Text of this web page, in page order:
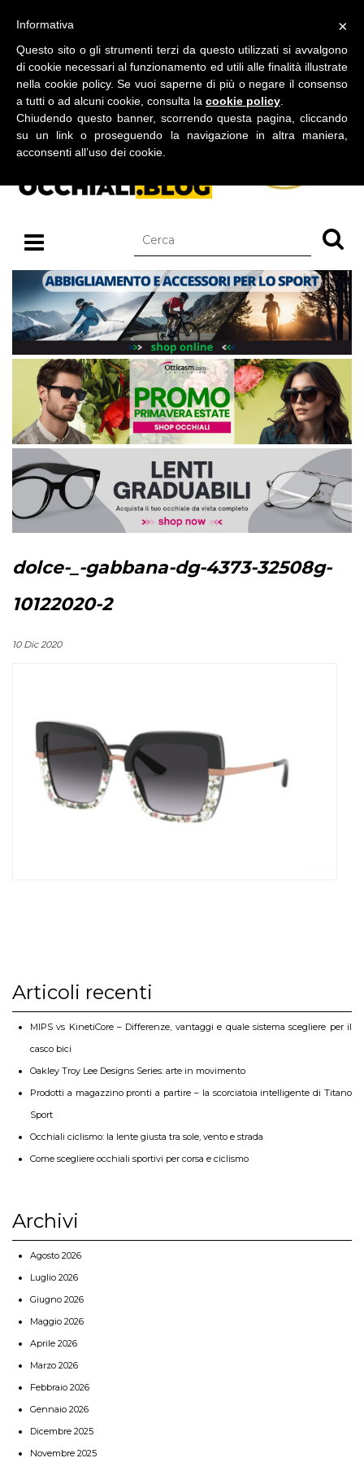
BLOG SU OCCHIALI DA SOLE E OCCHIALI DA VISTA
dolce-_-gabbana-dg-4373-32508g-
10122020-2
10 Dic 2020
Articoli recenti
MIPS vs KinetiCore – Differenze, vantaggi e quale sistema scegliere per il
casco bici
Oakley Troy Lee Designs Series: arte in movimento
Prodotti a magazzino pronti a partire – la scorciatoia intelligente di Titano
Sport
Occhiali ciclismo: la lente giusta tra sole, vento e strada
Come scegliere occhiali sportivi per corsa e ciclismo
Archivi
Agosto 2026
Luglio 2026
Giugno 2026
Maggio 2026
Aprile 2026
Marzo 2026
Febbraio 2026
Gennaio 2026
Dicembre 2025
Novembre 2025
×
Informativa
Questo sito o gli strumenti terzi da questo utilizzati si avvalgono
di cookie necessari al funzionamento ed utili alle finalità illustrate
nella cookie policy. Se vuoi saperne di più o negare il consenso
a tutti o ad alcuni cookie, consulta la cookie policy
Chiudendo questo banner, scorrendo questa pagina, cliccando
su un link o proseguendo la navigazione in altra maniera,
acconsenti all’uso dei cookie.